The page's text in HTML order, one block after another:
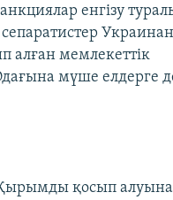
енгізу
алған мемлекеттік
мүше елдерге
қосып алуына